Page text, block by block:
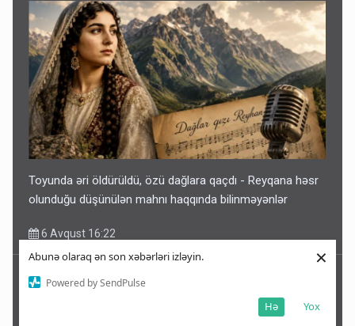
Abunə olaraq ən son xəbərləri izləyin.
Powered by SendPulse
Yox
Hə
×
Toyunda əri öldürüldü, özü dağlara qaçdı - Reyqana həsr
olunduğu düşünülən mahnı haqqında bilinməyənlər
6 Avqust 16:22